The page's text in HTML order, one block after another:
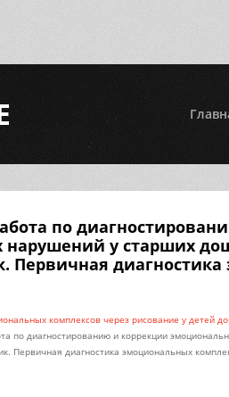
по
нарушений у старших
Первичная
комплексов через рисование у детей
по диагностированию и коррекции
Первичная диагностика эмоциональных